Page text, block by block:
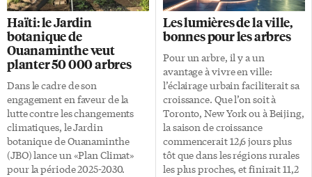
Haïti: le Jardin
botanique de
Ouanaminthe veut
planter 50 000 arbres
Dans le cadre de son
engagement en faveur de la
lutte contre les changements
climatiques, le Jardin
botanique de Ouanaminthe
(JBO) lance un «Plan Climat»
pour la période 2025-2030.
Les lumières de la ville,
bonnes pour les arbres
Pour un arbre, il y a un
avantage à vivre en ville:
l’éclairage urbain faciliterait sa
croissance. Que l’on soit à
Toronto, New York ou à Beijing,
la saison de croissance
commencerait 12,6 jours plus
tôt que dans les régions rurales
les plus proches, et finirait 11,2